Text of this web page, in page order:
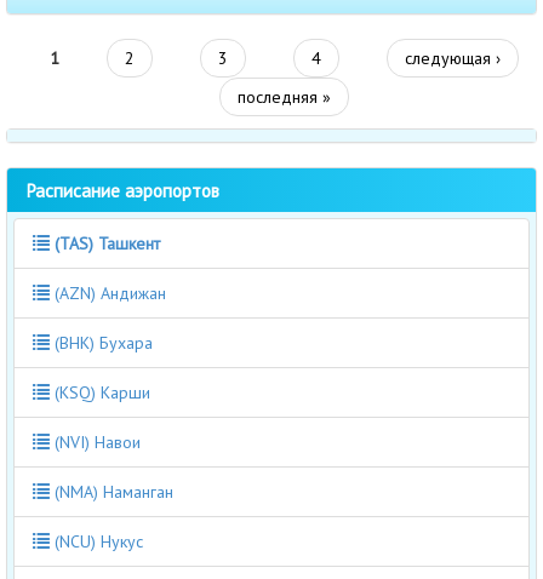
1 2 3 4
следующая ›
последняя »
Расписание аэропортов
(TAS) Ташкент
(AZN) Андижан
(BHK) Бухара
(KSQ) Карши
(NVI) Навои
(NMA) Наманган
(NCU) Нукус